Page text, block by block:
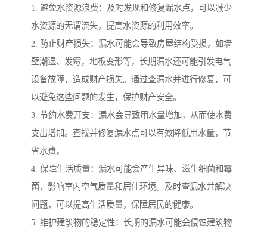
1. 避免水资源浪费：及时发现和修复漏水点，可以减少
水资源的无谓流失，提高水资源的利用效率。
2. 防止财产损失：漏水可能会导致房屋结构受损，如墙
壁潮湿、发霉，地板变形等，长期漏水还可能引发电气
设备故障，造成财产损失。通过查漏水并进行修复，可
以避免这些问题的发生，保护财产安全。
3. 节约水费开支：漏水会导致用水量增加，从而使水费
支出增加。查找并修复漏水点可以有效降低用水量，节
省水费。
4. 保障生活质量：漏水可能会产生异味、滋生细菌和霉
菌，影响室内空气质量和居住环境。及时查漏水并解决
问题，可以提高生活质量，保障居民的健康。
5. 维护建筑物的稳定性：长期的漏水可能会侵蚀建筑物